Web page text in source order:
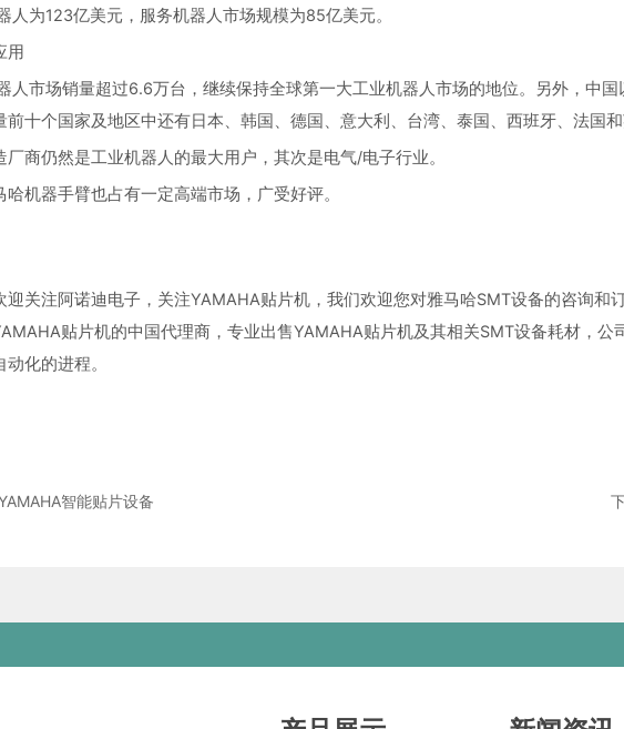
人为123亿美元，服务机器人市场规模为85亿美元。
用
人市场销量超过6.6万台，继续保持全球第一大工业机器人市场的地位。另外，中
十个国家及地区中还有日本、韩国、德国、意大利、台湾、泰国、西班牙、法国和
商仍然是工业机器人的最大用户，其次是电气/电子行业。
机器手臂也占有一定高端市场，广受好评。
迎关注阿诺迪电子，关注YAMAHA贴片机，我们欢迎您对雅马哈SMT设备的咨询
贴片机的中国代理商，专业出售YAMAHA贴片机及其相关SMT设备耗材，公
化的进程。
智能贴片设备